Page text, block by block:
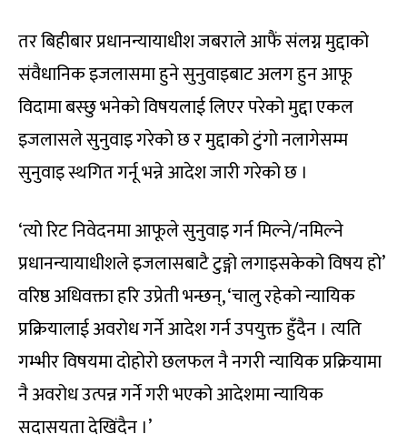
तर बिहीबार प्रधानन्यायाधीश जबराले आफैं संलग्न मुद्दाको
संवैधानिक इजलासमा हुने सुनुवाइबाट अलग हुन आफू
विदामा बस्छु भनेको विषयलाई लिएर परेको मुद्दा एकल
इजलासले सुनुवाइ गरेको छ र मुद्दाको टुंगो नलागेसम्म
सुनुवाइ स्थगित गर्नू भन्ने आदेश जारी गरेको छ ।
‘त्यो रिट निवेदनमा आफूले सुनुवाइ गर्न मिल्ने/नमिल्ने
प्रधानन्यायाधीशले इजलासबाटै टुङ्गो लगाइसकेको विषय हो’
वरिष्ठ अधिवक्ता हरि उप्रेती भन्छन्, ‘चालु रहेको न्यायिक
प्रक्रियालाई अवरोध गर्ने आदेश गर्न उपयुक्त हुँदैन । त्यति
गम्भीर विषयमा दोहोरो छलफल नै नगरी न्यायिक प्रक्रियामा
नै अवरोध उत्पन्न गर्ने गरी भएको आदेशमा न्यायिक
सदासयता देखिंदैन ।’